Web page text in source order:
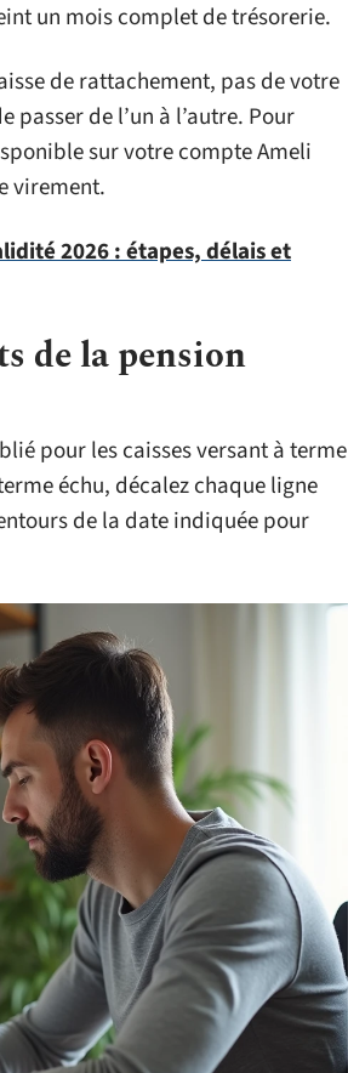
un mois complet de trésorerie.
de rattachement, pas de votre
de l’un à l’autre. Pour
sur votre compte Ameli
virement.
2026 : étapes, délais et
de la pension
pour les caisses versant à terme
échu, décalez chaque ligne
de la date indiquée pour